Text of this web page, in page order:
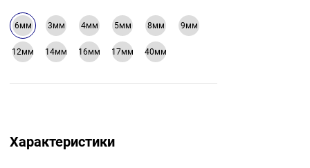
6мм 3мм 4мм 5мм 8мм 9мм
12мм 14мм 16мм 17мм 40мм
Характеристики